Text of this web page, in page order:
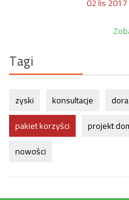
Tagi
zyski konsultacje
pakiet korzyści
projekt
nowości